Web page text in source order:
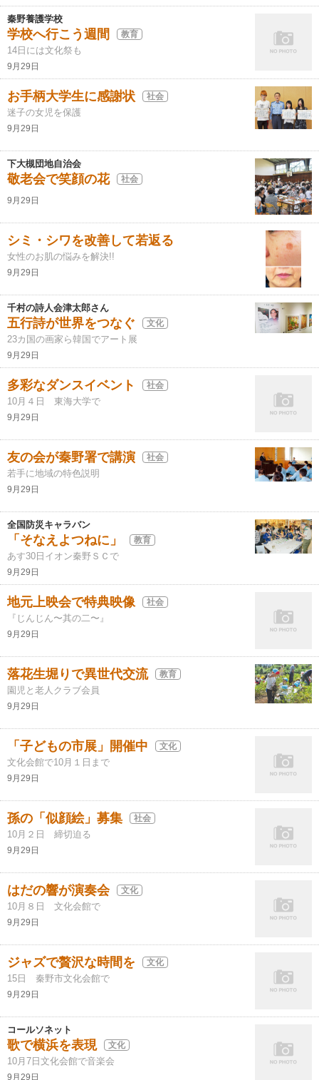
秦野養護学校
学校へ行こう週間 教育
14日には文化祭も
9月29日
お手柄大学生に感謝状 社会
迷子の女児を保護
9月29日
下大槻団地自治会
敬老会で笑顔の花 社会
9月29日
シミ・シワを改善して若返る
女性のお肌の悩みを解決!!
9月29日
千村の詩人会津太郎さん
五行詩が世界をつなぐ 文化
23カ国の画家ら韓国でアート展
9月29日
多彩なダンスイベント 社会
10月４日 東海大学で
9月29日
友の会が秦野署で講演 社会
若手に地域の特色説明
9月29日
全国防災キャラバン
「そなえよつねに」 教育
あす30日イオン秦野ＳＣで
9月29日
地元上映会で特典映像 社会
『じんじん〜其の二〜』
9月29日
落花生堀りで異世代交流 教育
園児と老人クラブ会員
9月29日
「子どもの市展」開催中 文化
文化会館で10月１日まで
9月29日
孫の「似顔絵」募集 社会
10月２日 締切迫る
9月29日
はだの響が演奏会 文化
10月８日 文化会館で
9月29日
ジャズで贅沢な時間を 文化
15日 秦野市文化会館で
9月29日
コールソネット
歌で横浜を表現 文化
10月7日文化会館で音楽会
9月29日